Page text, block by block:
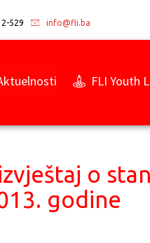
529 info@fli.ba
FLI Youth
o
godine